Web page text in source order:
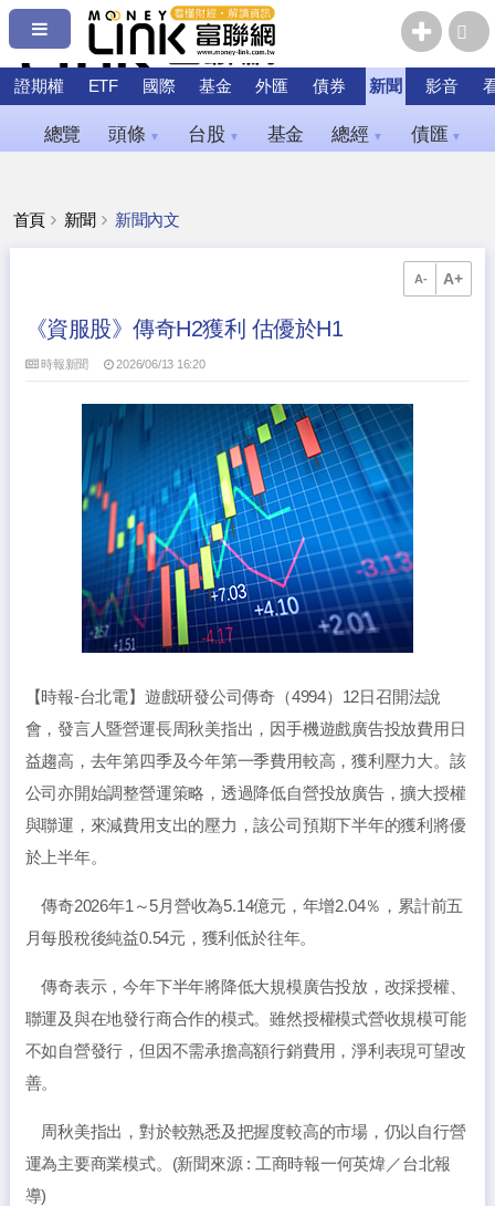
證期權 ETF 國際 基金 外匯 債券 新聞 影音
總覽 頭條 ▼ 台股 ▼ 基金 總經 ▼ 債匯 ▼
首頁 新聞 新聞內文
A- A+
《資服股》傳奇H2獲利 估優於H1
時報新聞 2026/06/13 16:20
【時報-台北電】遊戲研發公司傳奇（4994）12日召開法說
會，發言人暨營運長周秋美指出，因手機遊戲廣告投放費用日
益趨高，去年第四季及今年第一季費用較高，獲利壓力大。該
公司亦開始調整營運策略，透過降低自營投放廣告，擴大授權
與聯運，來減費用支出的壓力，該公司預期下半年的獲利將優
於上半年。
傳奇2026年1～5月營收為5.14億元，年增2.04％，累計前五
月每股稅後純益0.54元，獲利低於往年。
傳奇表示，今年下半年將降低大規模廣告投放，改採授權、
聯運及與在地發行商合作的模式。雖然授權模式營收規模可能
不如自營發行，但因不需承擔高額行銷費用，淨利表現可望改
善。
周秋美指出，對於較熟悉及把握度較高的市場，仍以自行營
運為主要商業模式。(新聞來源 : 工商時報一何英煒／台北報
導)